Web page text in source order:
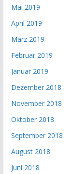
Mai 2019
April 2019
März 2019
Februar 2019
Januar 2019
Dezember 2018
November 2018
Oktober 2018
September 2018
August 2018
Juni 2018